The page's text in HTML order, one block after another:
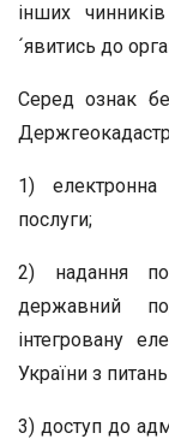
інших
´явитись до
Серед ознак
1)
послуги;
2) надання
державний
інтегровану
України з питань
3) доступ до